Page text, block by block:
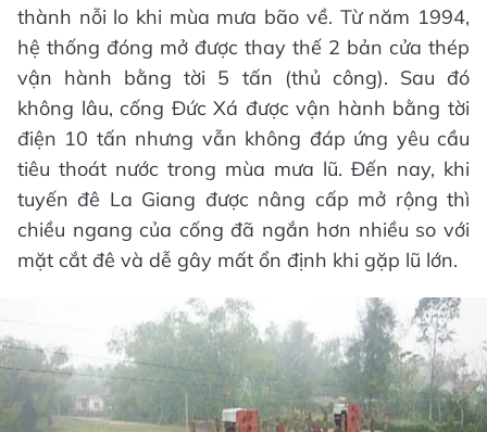
thành nỗi lo khi mùa mưa bão về. Từ năm 1994,
hệ thống đóng mở được thay thế 2 bản cửa thép
vận hành bằng tời 5 tấn (thủ công). Sau đó
không lâu, cống Đức Xá được vận hành bằng tời
điện 10 tấn nhưng vẫn không đáp ứng yêu cầu
tiêu thoát nước trong mùa mưa lũ. Đến nay, khi
tuyến đê La Giang được nâng cấp mở rộng thì
chiều ngang của cống đã ngắn hơn nhiều so với
mặt cắt đê và dễ gây mất ổn định khi gặp lũ lớn.